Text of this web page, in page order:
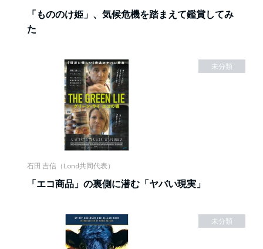
「もののけ姫」、気候危機を踏まえて鑑賞してみ
た
未分類
石田 吉信（Lond共同代表）
「エコ商品」の裏側に潜む「ヤバい現実」
未分類